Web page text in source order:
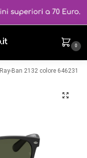
0
Ray-Ban 2132 colore 646231